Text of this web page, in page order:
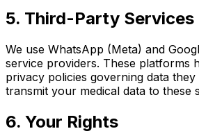
5. Third-Party Services
We use WhatsApp (Meta) and
service providers. These platforms
privacy policies governing data
transmit your medical data to these
6. Your Rights